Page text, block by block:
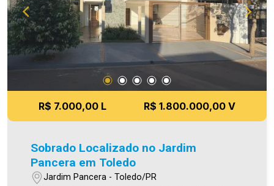
prestadas são verdadeiras, todavia, reservamo-
nos o direito de corrigir qualquer erro de
digitação e/ou ortografia, bem como alteração
dos preços e imagens. Fotos meramente
R$ 7.000,00 L R$ 1.800.000,00 V
Sobrado Localizado no Jardim
Pancera em Toledo
Jardim Pancera - Toledo/PR